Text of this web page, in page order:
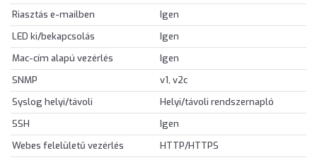
Riasztás e-mailben
Igen
LED ki/bekapcsolás
Igen
Mac-cím alapú vezérlés
Igen
SNMP
v1, v2c
Syslog helyi/távoli
Helyi/távoli rendszernapló
SSH
Igen
Webes felelületű vezérlés
HTTP/HTTPS